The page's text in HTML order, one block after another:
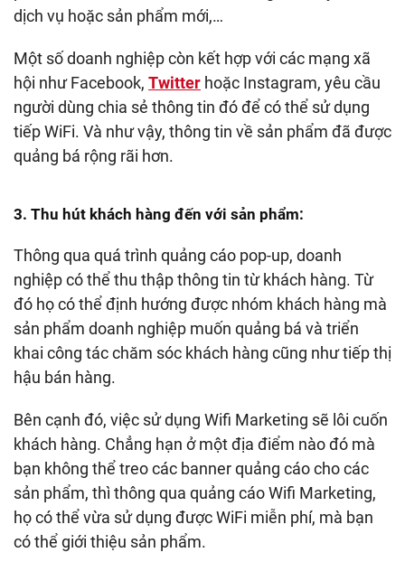
dịch vụ hoặc sản phẩm mới,…
Một số doanh nghiệp còn kết hợp với các mạng xã
hội như Facebook, Twitter hoặc Instagram, yêu cầu
người dùng chia sẻ thông tin đó để có thể sử dụng
tiếp WiFi. Và như vậy, thông tin về sản phẩm đã được
quảng bá rộng rãi hơn.
3. Thu hút khách hàng đến với sản phẩm:
Thông qua quá trình quảng cáo pop-up, doanh
nghiệp có thể thu thập thông tin từ khách hàng. Từ
đó họ có thể định hướng được nhóm khách hàng mà
sản phẩm doanh nghiệp muốn quảng bá và triển
khai công tác chăm sóc khách hàng cũng như tiếp thị
hậu bán hàng.
Bên cạnh đó, việc sử dụng Wifi Marketing sẽ lôi cuốn
khách hàng. Chẳng hạn ở một địa điểm nào đó mà
bạn không thể treo các banner quảng cáo cho các
sản phẩm, thì thông qua quảng cáo Wifi Marketing,
họ có thể vừa sử dụng được WiFi miễn phí, mà bạn
có thể giới thiệu sản phẩm.